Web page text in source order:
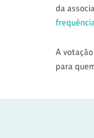
da
A
para